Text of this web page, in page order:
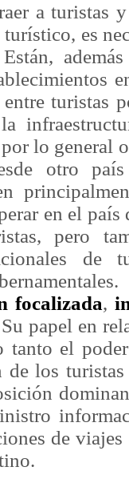
a turistas
es
turistas
lo general
otro
en el
pero
de
focalizada,
papel en
el
los turistas
de